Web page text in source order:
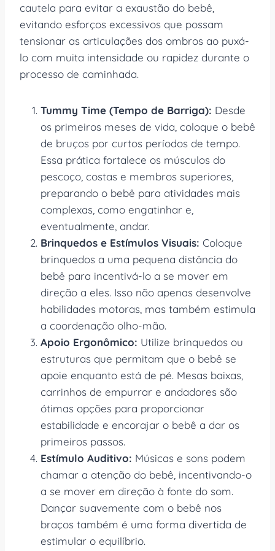
cautela para evitar a exaustão do bebê,
evitando esforços excessivos que possam
tensionar as articulações dos ombros ao puxá-
lo com muita intensidade ou rapidez durante o
processo de caminhada.
Tummy Time (Tempo de Barriga): Desde
os primeiros meses de vida, coloque o bebê
de bruços por curtos períodos de tempo.
Essa prática fortalece os músculos do
pescoço, costas e membros superiores,
preparando o bebê para atividades mais
complexas, como engatinhar e,
eventualmente, andar.
Brinquedos e Estímulos Visuais: Coloque
brinquedos a uma pequena distância do
bebê para incentivá-lo a se mover em
direção a eles. Isso não apenas desenvolve
habilidades motoras, mas também estimula
a coordenação olho-mão.
Apoio Ergonômico: Utilize brinquedos ou
estruturas que permitam que o bebê se
apoie enquanto está de pé. Mesas baixas,
carrinhos de empurrar e andadores são
ótimas opções para proporcionar
estabilidade e encorajar o bebê a dar os
primeiros passos.
Estímulo Auditivo: Músicas e sons podem
chamar a atenção do bebê, incentivando-o
a se mover em direção à fonte do som.
Dançar suavemente com o bebê nos
braços também é uma forma divertida de
estimular o equilíbrio.